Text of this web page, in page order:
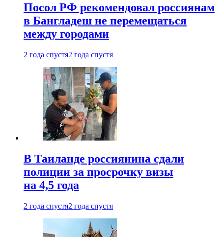
Посол РФ рекомендовал россиянам
в Бангладеш не перемещаться
между городами
2 года спустя2 года спустя
В Таиланде россиянина сдали
полиции за просрочку визы
на 4,5 года
2 года спустя2 года спустя